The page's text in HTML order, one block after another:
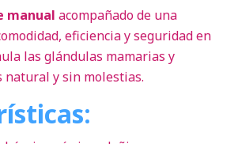
manual acompañado de una
eficiencia y seguridad en
las glándulas mamarias y
y sin molestias.